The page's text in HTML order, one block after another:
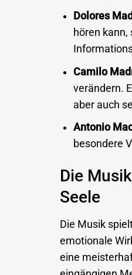
Dolores
hören kann,
Camilo
verändern.
aber auch
Antonio
besondere
Die
Seele
Die Musik
emotionale
eine